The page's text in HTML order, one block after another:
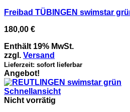
Freibad TÜBINGEN swimstar
180,00 €
Enthält 19% MwSt.
zzgl. Versand
Lieferzeit: sofort lieferbar
Angebot!
Schnellansicht
Nicht vorrätig